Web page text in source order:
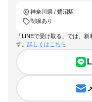
神奈川県 / 鷺沼駅
制服あり
「LINEで受け取る」では、
す。 詳しくはこちら